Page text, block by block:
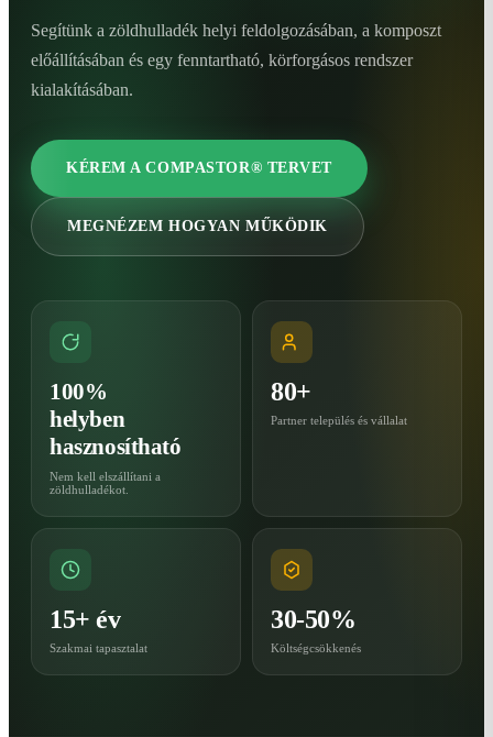
Segítünk a zöldhulladék helyi feldolgozásában, a komposzt
előállításában és egy fenntartható, körforgásos rendszer
kialakításában.
KÉREM A COMPASTOR® TERVET
MEGNÉZEM HOGYAN MŰKÖDIK
100%
helyben
hasznosítható
Nem kell elszállítani a
zöldhulladékot.
80+
Partner település és vállalat
15+ év
Szakmai tapasztalat
30-50%
Költségcsökkenés